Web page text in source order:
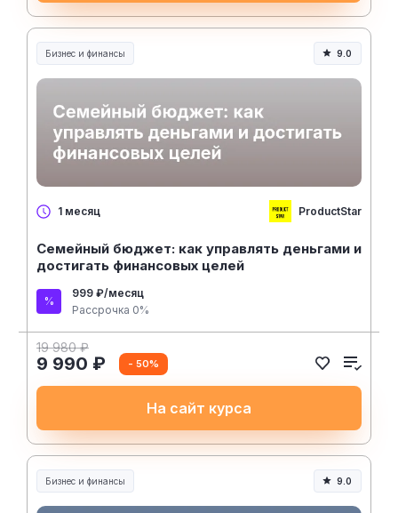
Бизнес и финансы 9.0
1 месяц ProductStar
Семейный бюджет: как управлять деньгами и
достигать финансовых целей
999 ₽/месяц
Рассрочка 0%
19 980 ₽
9 990 ₽ - 50%
На сайт курса
Бизнес и финансы 9.0